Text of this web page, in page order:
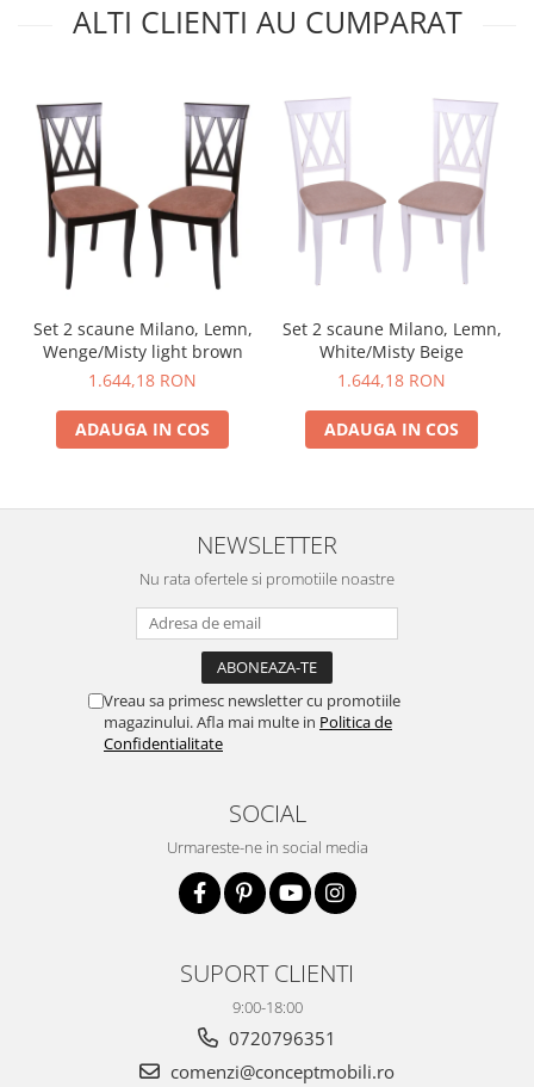
ALTI CLIENTI AU CUMPARAT
Set 2 scaune Milano, Lemn,
Wenge/Misty light brown
1.644,18 RON
ADAUGA IN COS
Set 2 scaune Milano, Lemn,
White/Misty Beige
1.644,18 RON
ADAUGA IN COS
NEWSLETTER
Nu rata ofertele si promotiile noastre
Vreau sa primesc newsletter cu promotiile
magazinului. Afla mai multe in Politica de
Confidentialitate
SOCIAL
Urmareste-ne in social media
SUPORT CLIENTI
9:00-18:00
0720796351
comenzi@conceptmobili.ro